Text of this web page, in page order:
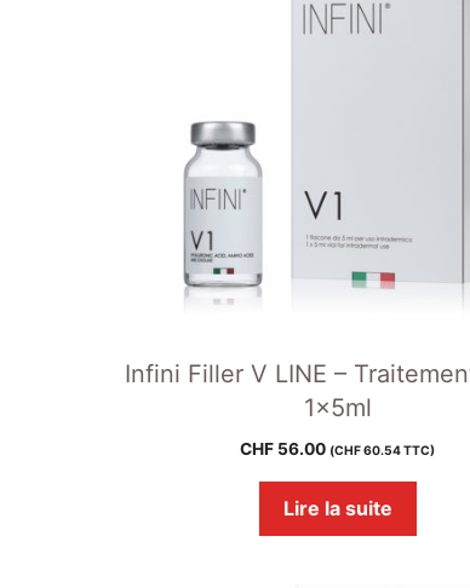
Infini Filler V LINE –
1x5ml
CHF 56.00 (CHF60.54TTC)
Lire la suite